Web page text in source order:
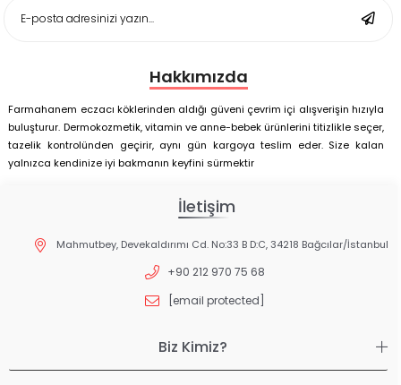
Hakkımızda
Farmahanem eczacı köklerinden aldığı güveni çevrim içi alışverişin hızıyla
buluşturur. Dermokozmetik, vitamin ve anne-bebek ürünlerini titizlikle seçer,
tazelik kontrolünden geçirir, aynı gün kargoya teslim eder. Size kalan
yalnızca kendinize iyi bakmanın keyfini sürmektir
İletişim
Mahmutbey, Devekaldırımı Cd. No:33 B D:C, 34218 Bağcılar/İstanbul
+90 212 970 75 68
[email protected]
Biz Kimiz?